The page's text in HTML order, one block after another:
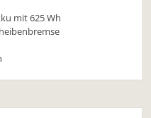
mit 625 Wh